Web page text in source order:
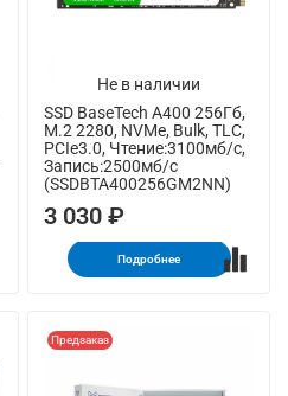
Не в наличии
SSD BaseTech A400 256Гб,
M.2 2280, NVMe, Bulk, TLC,
PCIe3.0, Чтение:3100мб/с,
Запись:2500мб/с
(SSDBTA400256GM2NN)
3 030 ₽
Подробнее
Предзаказ